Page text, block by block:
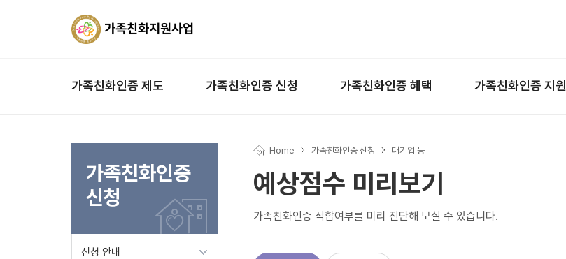
가족친화인증 제도 가족친화인증 신청 가족친화인증 혜택 가족친화인증 지원
가족친화인증
신청
신청 안내
Home 가족친화인증 신청 대기업 등
예상점수 미리보기
가족친화인증 적합여부를 미리 진단해 보실 수 있습니다.